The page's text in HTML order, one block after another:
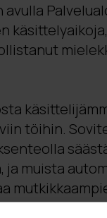
töihin.
ja muista